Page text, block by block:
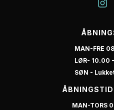
MAN-FRE
LØR- 10.00
SØN -
MAN-TORS